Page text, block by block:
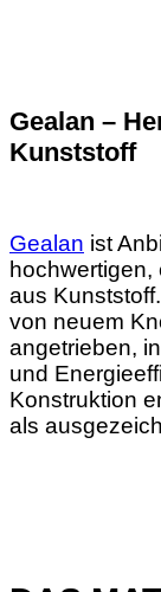
Gealan –
Kunststoff
Gealan ist
hochwertigen,
aus
von neuem
angetrieben,
und
Konstruktion
als